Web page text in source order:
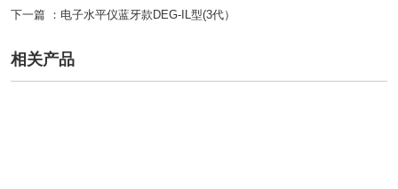
下一篇 ： 电子水平仪蓝牙款DEG-IL型(3代）
相关产品